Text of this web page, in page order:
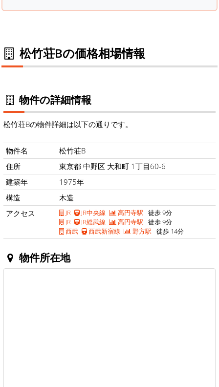
松竹荘Bの価格相場情報
物件の詳細情報
松竹荘Bの物件詳細は以下の通りです。
物件名
松竹荘B
住所
東京都 中野区 大和町 1丁目60-6
建築年
1975年
構造
木造
アクセス
JR JR中央線 高円寺駅 徒歩 9分
JR
JR総武線 高円寺駅 徒歩 9分
西武
西武新宿線 野方駅 徒歩 14分
物件所在地